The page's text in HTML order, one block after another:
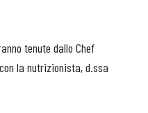
tenute dallo Chef
la nutrizionista, d.ssa